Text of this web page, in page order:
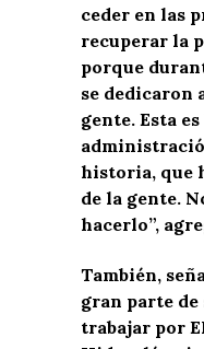
ceder en las
recuperar la
porque
se dedicaron
gente. Esta
historia, que
de la gente.
hacerlo”,
También,
gran parte de
trabajar por